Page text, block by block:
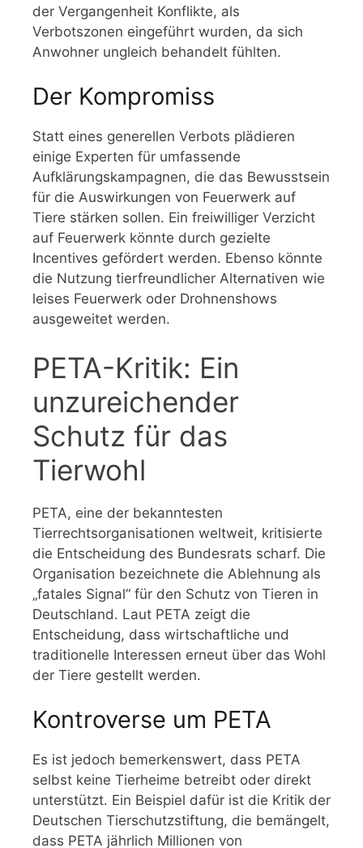
der Vergangenheit Konflikte, als
Verbotszonen eingeführt wurden, da sich
Anwohner ungleich behandelt fühlten.
Der Kompromiss
Statt eines generellen Verbots plädieren
einige Experten für umfassende
Aufklärungskampagnen, die das Bewusstsein
für die Auswirkungen von Feuerwerk auf
Tiere stärken sollen. Ein freiwilliger Verzicht
auf Feuerwerk könnte durch gezielte
Incentives gefördert werden. Ebenso könnte
die Nutzung tierfreundlicher Alternativen wie
leises Feuerwerk oder Drohnenshows
ausgeweitet werden.
PETA-Kritik: Ein
unzureichender
Schutz für das
Tierwohl
PETA, eine der bekanntesten
Tierrechtsorganisationen weltweit, kritisierte
die Entscheidung des Bundesrats scharf. Die
Organisation bezeichnete die Ablehnung als
„fatales Signal“ für den Schutz von Tieren in
Deutschland. Laut PETA zeigt die
Entscheidung, dass wirtschaftliche und
traditionelle Interessen erneut über das Wohl
der Tiere gestellt werden.
Kontroverse um PETA
Es ist jedoch bemerkenswert, dass PETA
selbst keine Tierheime betreibt oder direkt
unterstützt. Ein Beispiel dafür ist die Kritik der
Deutschen Tierschutzstiftung, die bemängelt,
dass PETA jährlich Millionen von